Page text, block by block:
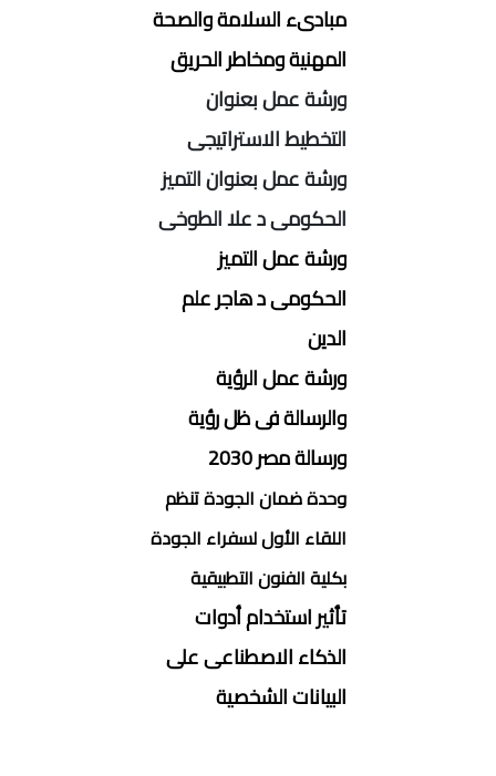
مبادىء السلامة والصحة
المهنية ومخاطر الحريق
ورشة عمل بعنوان
التخطيط الاستراتيجى
ورشة عمل بعنوان التميز
الحكومى د علا الطوخى
ورشة عمل التميز
الحكومى د هاجر علم
الدين
ورشة عمل الرؤية
والرسالة فى ظل رؤية
ورسالة مصر 2030
وحدة ضمان الجودة تنظم
اللقاء الأول لسفراء الجودة
بكلية الفنون التطبيقية
تأثير استخدام أدوات
الذكاء الاصطناعى على
البيانات الشخصية